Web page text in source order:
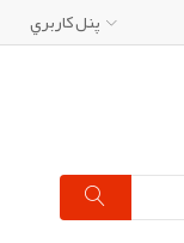
پنل کاربري